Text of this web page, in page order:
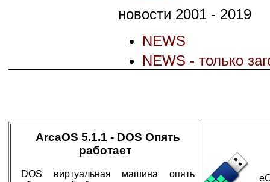
новости 2001 - 2019
NEWS
NEWS - только
ArcaOS 5.1.1 - DOS Опять
работает
DOS виртуальная машина опять